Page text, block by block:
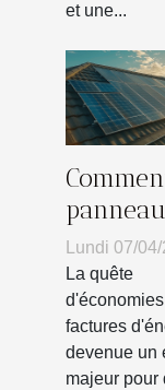
et une...
solaires
peuvent
réduire
facture
Lundi 07/
La quête
factures
devenue un
majeur pour